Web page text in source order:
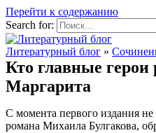
Перейти к содержанию
Search for:
Литературный блог »
Кто главные
Маргарита
С момента первого издания не
романа Михаила Булгакова,